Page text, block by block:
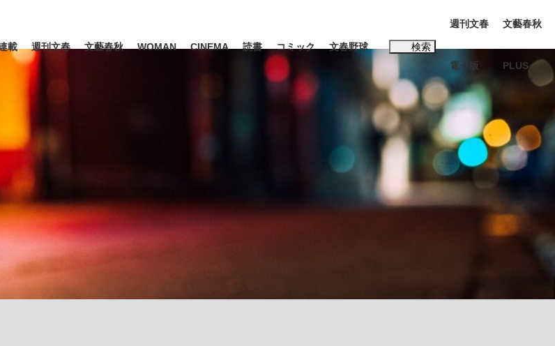
インタビュー
の...
載 週刊文春 文藝春秋 WOMAN CINEMA 読書 コミック 文春野球 検索
覧
週刊文春
電子版
文藝春秋
PLUS